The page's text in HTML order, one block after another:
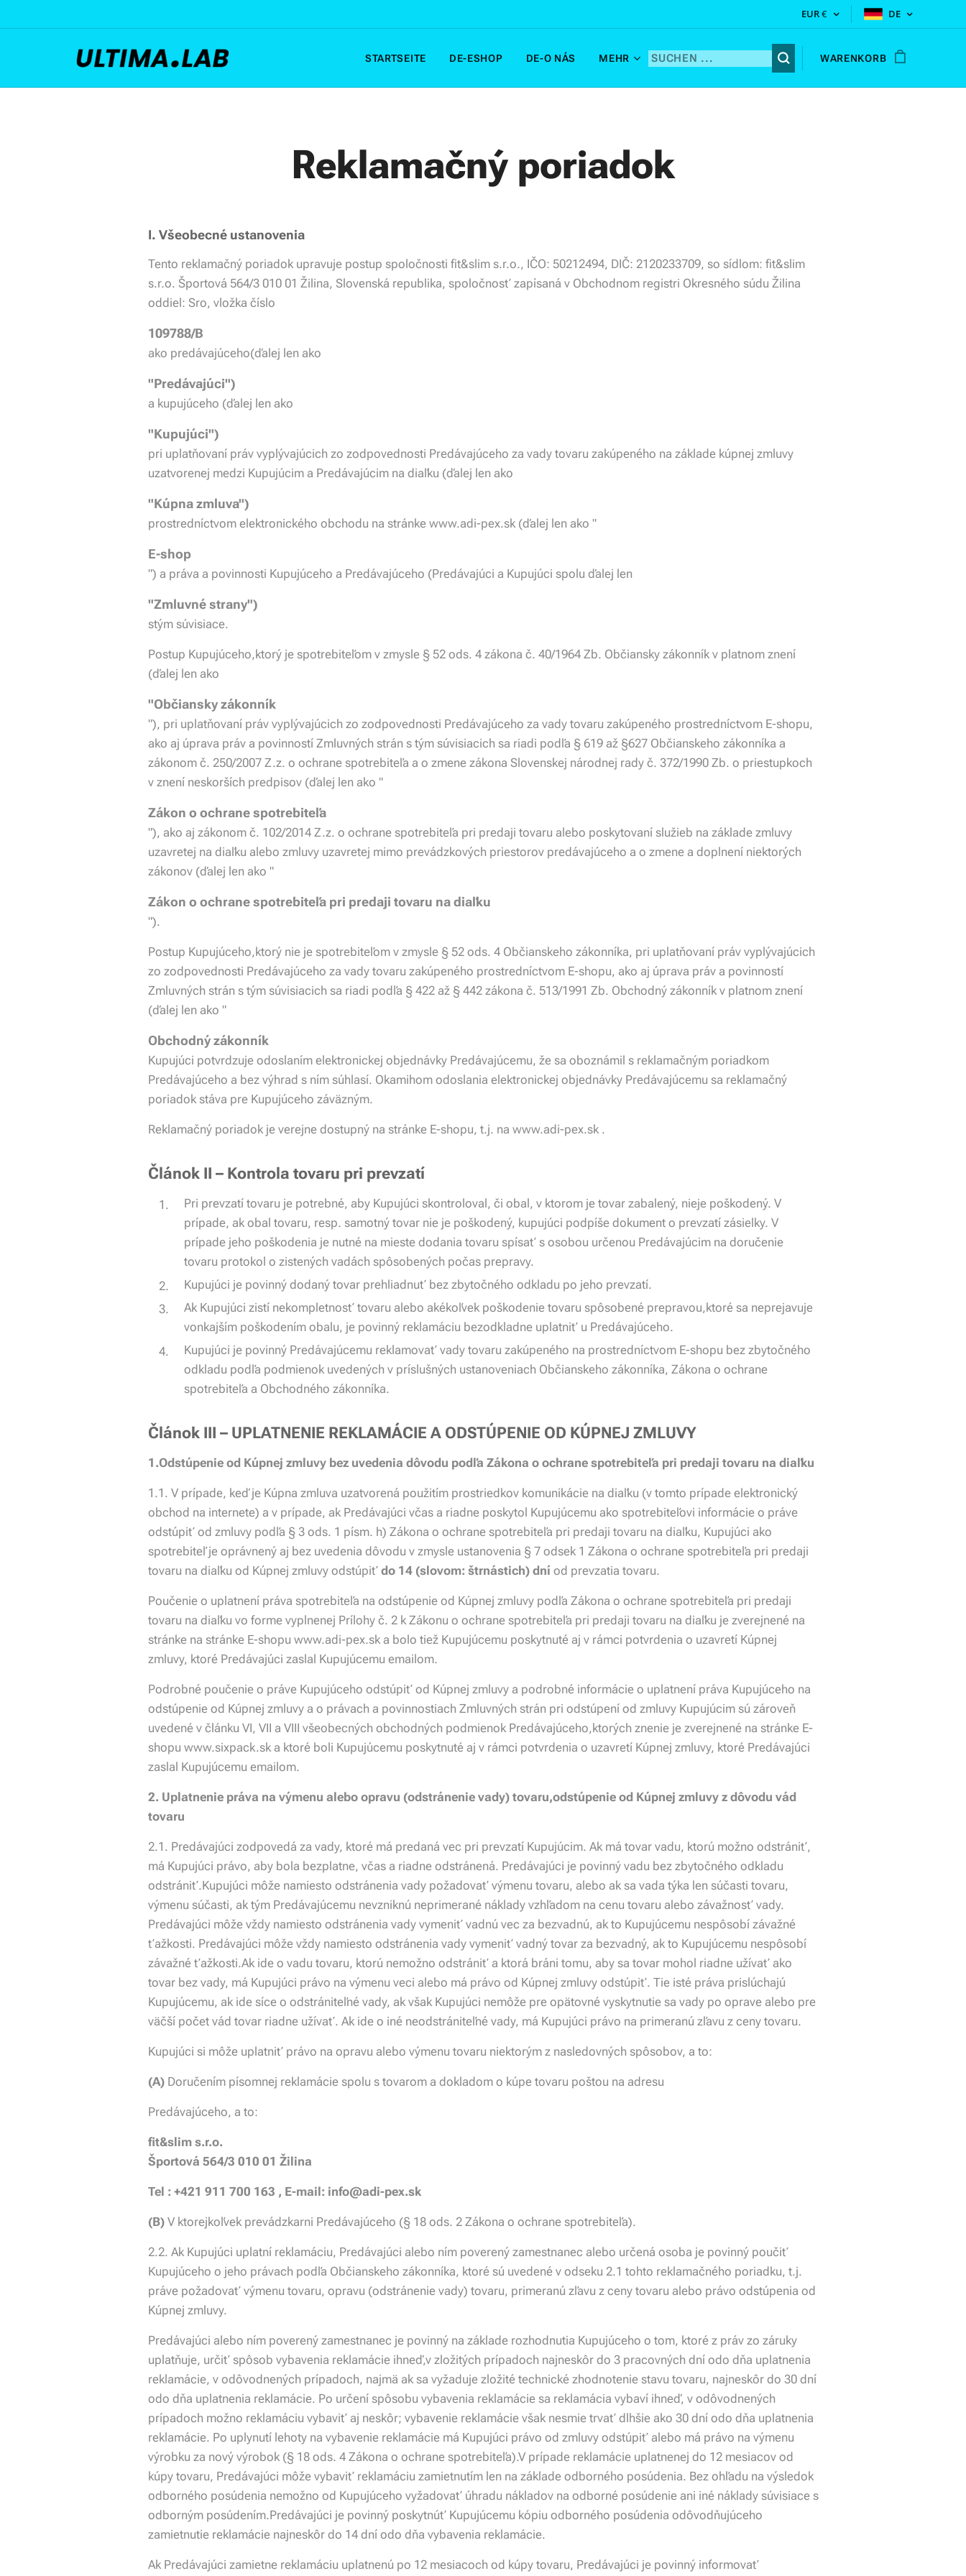
EUR€ DE
STARTSEITE DE-ESHOP DE-O NÁS MEHR WARENKORB
Reklamačný poriadok
I. Všeobecné ustanovenia
Tento reklamačný poriadok upravuje postup spoločnosti fit&slim s.r.o., IČO: 50212494, DIČ: 2120233709, so sídlom: fit&slim
s.r.o. Športová 564/3 010 01 Žilina, Slovenská republika, spoločnosť zapísaná v Obchodnom registri Okresného súdu Žilina
oddiel: Sro, vložka číslo
109788/B
ako predávajúceho(ďalej len ako
"Predávajúci")
a kupujúceho (ďalej len ako
"Kupujúci")
pri uplatňovaní práv vyplývajúcich zo zodpovednosti Predávajúceho za vady tovaru zakúpeného na základe kúpnej zmluvy
uzatvorenej medzi Kupujúcim a Predávajúcim na diaľku (ďalej len ako
"Kúpna zmluva")
prostredníctvom elektronického obchodu na stránke www.adi-pex.sk (ďalej len ako "
E-shop
") a práva a povinnosti Kupujúceho a Predávajúceho (Predávajúci a Kupujúci spolu ďalej len
"Zmluvné strany")
stým súvisiace.
Postup Kupujúceho,ktorý je spotrebiteľom v zmysle § 52 ods. 4 zákona č. 40/1964 Zb. Občiansky zákonník v platnom znení
(ďalej len ako
"Občiansky zákonník
"), pri uplatňovaní práv vyplývajúcich zo zodpovednosti Predávajúceho za vady tovaru zakúpeného prostredníctvom E-shopu,
ako aj úprava práv a povinností Zmluvných strán s tým súvisiacich sa riadi podľa § 619 až §627 Občianskeho zákonníka a
zákonom č. 250/2007 Z.z. o ochrane spotrebiteľa a o zmene zákona Slovenskej národnej rady č. 372/1990 Zb. o priestupkoch
v znení neskorších predpisov (ďalej len ako "
Zákon o ochrane spotrebiteľa
"), ako aj zákonom č. 102/2014 Z.z. o ochrane spotrebiteľa pri predaji tovaru alebo poskytovaní služieb na základe zmluvy
uzavretej na diaľku alebo zmluvy uzavretej mimo prevádzkových priestorov predávajúceho a o zmene a doplnení niektorých
zákonov (ďalej len ako "
Zákon o ochrane spotrebiteľa pri predaji tovaru na diaľku
").
Postup Kupujúceho,ktorý nie je spotrebiteľom v zmysle § 52 ods. 4 Občianskeho zákonníka, pri uplatňovaní práv vyplývajúcich
zo zodpovednosti Predávajúceho za vady tovaru zakúpeného prostredníctvom E-shopu, ako aj úprava práv a povinností
Zmluvných strán s tým súvisiacich sa riadi podľa § 422 až § 442 zákona č. 513/1991 Zb. Obchodný zákonník v platnom znení
(ďalej len ako "
Obchodný zákonník
Kupujúci potvrdzuje odoslaním elektronickej objednávky Predávajúcemu, že sa oboznámil s reklamačným poriadkom
Predávajúceho a bez výhrad s ním súhlasí. Okamihom odoslania elektronickej objednávky Predávajúcemu sa reklamačný
poriadok stáva pre Kupujúceho záväzným.
Reklamačný poriadok je verejne dostupný na stránke E-shopu, t.j. na www.adi-pex.sk .
Článok II – Kontrola tovaru pri prevzatí
Pri prevzatí tovaru je potrebné, aby Kupujúci skontroloval, či obal, v ktorom je tovar zabalený, nieje poškodený. V
prípade, ak obal tovaru, resp. samotný tovar nie je poškodený, kupujúci podpíše dokument o prevzatí zásielky. V
prípade jeho poškodenia je nutné na mieste dodania tovaru spísať s osobou určenou Predávajúcim na doručenie
tovaru protokol o zistených vadách spôsobených počas prepravy.
Kupujúci je povinný dodaný tovar prehliadnuť bez zbytočného odkladu po jeho prevzatí.
Ak Kupujúci zistí nekompletnosť tovaru alebo akékoľvek poškodenie tovaru spôsobené prepravou,ktoré sa neprejavuje
vonkajším poškodením obalu, je povinný reklamáciu bezodkladne uplatniť u Predávajúceho.
Kupujúci je povinný Predávajúcemu reklamovať vady tovaru zakúpeného na prostredníctvom E-shopu bez zbytočného
odkladu podľa podmienok uvedených v príslušných ustanoveniach Občianskeho zákonníka, Zákona o ochrane
spotrebiteľa a Obchodného zákonníka.
Článok III – UPLATNENIE REKLAMÁCIE A ODSTÚPENIE OD KÚPNEJ ZMLUVY
1.Odstúpenie od Kúpnej zmluvy bez uvedenia dôvodu podľa Zákona o ochrane spotrebiteľa pri predaji tovaru na diaľku
1.1. V prípade, keď je Kúpna zmluva uzatvorená použitím prostriedkov komunikácie na diaľku (v tomto prípade elektronický
obchod na internete) a v prípade, ak Predávajúci včas a riadne poskytol Kupujúcemu ako spotrebiteľovi informácie o práve
odstúpiť od zmluvy podľa § 3 ods. 1 písm. h) Zákona o ochrane spotrebiteľa pri predaji tovaru na diaľku, Kupujúci ako
spotrebiteľ je oprávnený aj bez uvedenia dôvodu v zmysle ustanovenia § 7 odsek 1 Zákona o ochrane spotrebiteľa pri predaji
tovaru na diaľku od Kúpnej zmluvy odstúpiť do 14 (slovom: štrnástich) dníod prevzatia tovaru.
Poučenie o uplatnení práva spotrebiteľa na odstúpenie od Kúpnej zmluvy podľa Zákona o ochrane spotrebiteľa pri predaji
tovaru na diaľku vo forme vyplnenej Prílohy č. 2 k Zákonu o ochrane spotrebiteľa pri predaji tovaru na diaľku je zverejnené na
stránke na stránke E-shopu www.adi-pex.sk a bolo tiež Kupujúcemu poskytnuté aj v rámci potvrdenia o uzavretí Kúpnej
zmluvy, ktoré Predávajúci zaslal Kupujúcemu emailom.
Podrobné poučenie o práve Kupujúceho odstúpiť od Kúpnej zmluvy a podrobné informácie o uplatnení práva Kupujúceho na
odstúpenie od Kúpnej zmluvy a o právach a povinnostiach Zmluvných strán pri odstúpení od zmluvy Kupujúcim sú zároveň
uvedené v článku VI, VII a VIII všeobecných obchodných podmienok Predávajúceho,ktorých znenie je zverejnené na stránke E-
shopu www.sixpack.sk a ktoré boli Kupujúcemu poskytnuté aj v rámci potvrdenia o uzavretí Kúpnej zmluvy, ktoré Predávajúci
zaslal Kupujúcemu emailom.
2. Uplatnenie práva na výmenu alebo opravu (odstránenie vady) tovaru,odstúpenie od Kúpnej zmluvy z dôvodu vád
tovaru
2.1. Predávajúci zodpovedá za vady, ktoré má predaná vec pri prevzatí Kupujúcim. Ak má tovar vadu, ktorú možno odstrániť,
má Kupujúci právo, aby bola bezplatne, včas a riadne odstránená. Predávajúci je povinný vadu bez zbytočného odkladu
odstrániť.Kupujúci môže namiesto odstránenia vady požadovať výmenu tovaru, alebo ak sa vada týka len súčasti tovaru,
výmenu súčasti, ak tým Predávajúcemu nevzniknú neprimerané náklady vzhľadom na cenu tovaru alebo závažnosť vady.
Predávajúci môže vždy namiesto odstránenia vady vymeniť vadnú vec za bezvadnú, ak to Kupujúcemu nespôsobí závažné
ťažkosti. Predávajúci môže vždy namiesto odstránenia vady vymeniť vadný tovar za bezvadný, ak to Kupujúcemu nespôsobí
závažné ťažkosti.Ak ide o vadu tovaru, ktorú nemožno odstrániť a ktorá bráni tomu, aby sa tovar mohol riadne užívať ako
tovar bez vady, má Kupujúci právo na výmenu veci alebo má právo od Kúpnej zmluvy odstúpiť. Tie isté práva prislúchajú
Kupujúcemu, ak ide síce o odstrániteľné vady, ak však Kupujúci nemôže pre opätovné vyskytnutie sa vady po oprave alebo pre
väčší počet vád tovar riadne užívať. Ak ide o iné neodstrániteľné vady, má Kupujúci právo na primeranú zľavu z ceny tovaru.
Kupujúci si môže uplatniť právo na opravu alebo výmenu tovaru niektorým z nasledovných spôsobov, a to:
(A)Doručením písomnej reklamácie spolu s tovarom a dokladom o kúpe tovaru poštou na adresu
Predávajúceho, a to:
fit&slim s.r.o.
Športová 564/3 010 01 Žilina
Tel : +421 911 700 163 , E-mail: info@adi-pex.sk
(B) V ktorejkoľvek prevádzkarni Predávajúceho (§ 18 ods. 2 Zákona o ochrane spotrebiteľa).
2.2. Ak Kupujúci uplatní reklamáciu, Predávajúci alebo ním poverený zamestnanec alebo určená osoba je povinný poučiť
Kupujúceho o jeho právach podľa Občianskeho zákonníka, ktoré sú uvedené v odseku 2.1 tohto reklamačného poriadku, t.j.
práve požadovať výmenu tovaru, opravu (odstránenie vady) tovaru, primeranú zľavu z ceny tovaru alebo právo odstúpenia od
Kúpnej zmluvy.
Predávajúci alebo ním poverený zamestnanec je povinný na základe rozhodnutia Kupujúceho o tom, ktoré z práv zo záruky
uplatňuje, určiť spôsob vybavenia reklamácie ihneď,v zložitých prípadoch najneskôr do 3 pracovných dní odo dňa uplatnenia
reklamácie, v odôvodnených prípadoch, najmä ak sa vyžaduje zložité technické zhodnotenie stavu tovaru, najneskôr do 30 dní
odo dňa uplatnenia reklamácie. Po určení spôsobu vybavenia reklamácie sa reklamácia vybaví ihneď, v odôvodnených
prípadoch možno reklamáciu vybaviť aj neskôr; vybavenie reklamácie však nesmie trvať dlhšie ako 30 dní odo dňa uplatnenia
reklamácie. Po uplynutí lehoty na vybavenie reklamácie má Kupujúci právo od zmluvy odstúpiť alebo má právo na výmenu
výrobku za nový výrobok (§ 18 ods. 4 Zákona o ochrane spotrebiteľa).V prípade reklamácie uplatnenej do 12 mesiacov od
kúpy tovaru, Predávajúci môže vybaviť reklamáciu zamietnutím len na základe odborného posúdenia. Bez ohľadu na výsledok
odborného posúdenia nemožno od Kupujúceho vyžadovať úhradu nákladov na odborné posúdenie ani iné náklady súvisiace s
odborným posúdením.Predávajúci je povinný poskytnúť Kupujúcemu kópiu odborného posúdenia odôvodňujúceho
zamietnutie reklamácie najneskôr do 14 dní odo dňa vybavenia reklamácie.
Ak Predávajúci zamietne reklamáciu uplatnenú po 12 mesiacoch od kúpy tovaru, Predávajúci je povinný informovať